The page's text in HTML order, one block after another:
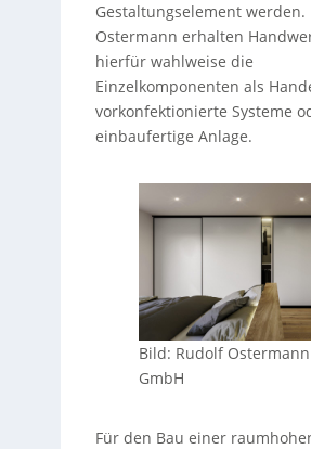
Gestaltungselement werden.
Ostermann erhalten
hierfür wahlweise die
Einzelkomponenten als
vorkonfektionierte Systeme
einbaufertige Anlage.
Bild: Rudolf Ostermann
GmbH
Für den Bau einer